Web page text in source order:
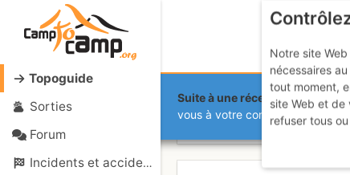
Topoguide
Sorties
Forum
Incidents et accidents
Suite à une récente et
vous à votre compte sur le site.
Presles -
Notre site
nécessaires
tout moment,
site Web et de
refuser tous